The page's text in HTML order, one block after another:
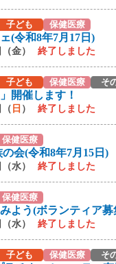
子ども 保健医療
(令和8年7月17日)
金） 終了しました
子ども 保健医療 そ
開催します！
（ 日 ） 終了しました
保健医療
会(令和8年7月15日)
水） 終了しました
保健医療
よう(ボランティア募
水） 終了しました
子ども 保健医療 そ